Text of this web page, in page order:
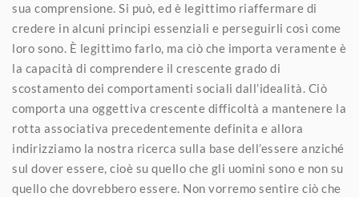
sua comprensione. Si può, ed è legittimo riaffermare di
credere in alcuni principi essenziali e perseguirli così come
loro sono. È legittimo farlo, ma ciò che importa veramente è
la capacità di comprendere il crescente grado di
scostamento dei comportamenti sociali dall’idealità. Ciò
comporta una oggettiva crescente difficoltà a mantenere la
rotta associativa precedentemente definita e allora
indirizziamo la nostra ricerca sulla base dell’essere anziché
sul dover essere, cioè su quello che gli uomini sono e non su
quello che dovrebbero essere. Non vorremo sentire ciò che